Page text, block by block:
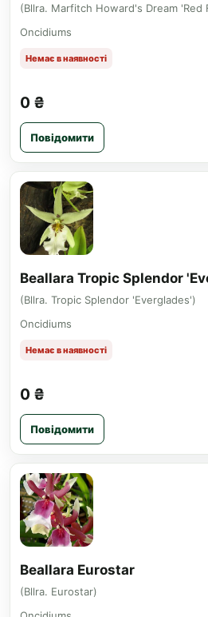
(Bllra. Marfitch Howard's Dream 'Red
Oncidiums
Немає в наявності
0 ₴
Повідомити
Beallara Tropic Splendor
(Bllra. Tropic Splendor 'Everglades')
Oncidiums
Немає в наявності
0 ₴
Повідомити
Beallara Eurostar
(Bllra. Eurostar)